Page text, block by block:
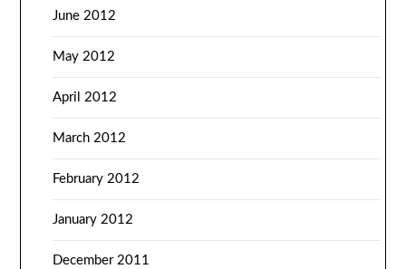
June 2012
May 2012
April 2012
March 2012
February 2012
January 2012
December 2011